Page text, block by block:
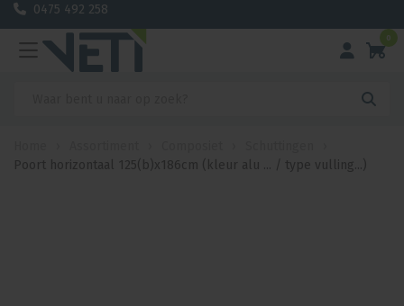
0475 492 258
0
Poort horizontaal 125(b)x186cm (kleur alu ... / type vulling...)